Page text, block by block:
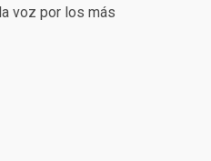
voz por los más